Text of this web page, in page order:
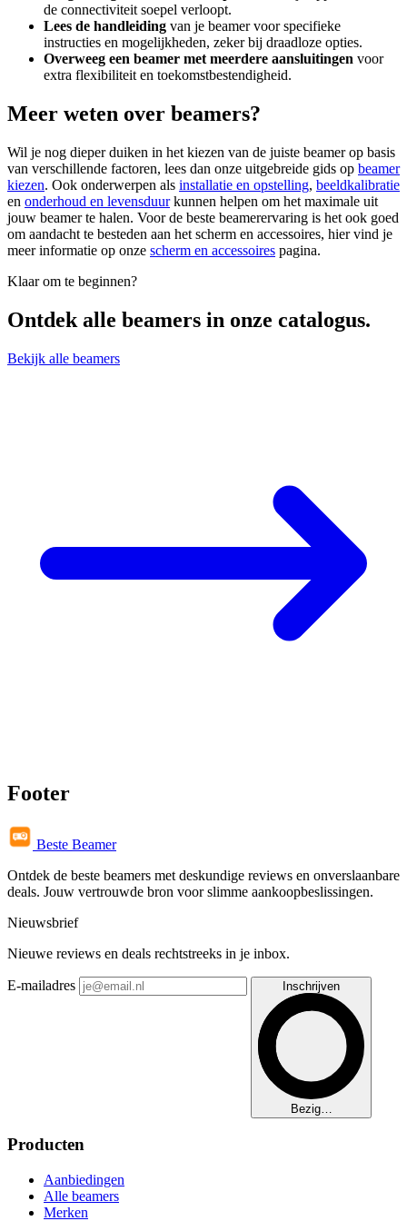
de connectiviteit soepel verloopt.
Lees de handleiding van je beamer voor specifieke
instructies en mogelijkheden, zeker bij draadloze opties.
Overweeg een beamer met meerdere aansluitingen voor
extra flexibiliteit en toekomstbestendigheid.
Meer weten over beamers?
Wil je nog dieper duiken in het kiezen van de juiste beamer op basis
van verschillende factoren, lees dan onze uitgebreide gids op beamer
kiezen. Ook onderwerpen als installatie en opstelling, beeldkalibratie
en onderhoud en levensduurkunnen helpen om het maximale uit
jouw beamer te halen. Voor de beste beamerervaring is het ook goed
om aandacht te besteden aan het scherm en accessoires, hier vind je
meer informatie op onze scherm en accessoires pagina.
Klaar om te beginnen?
Ontdek alle beamers in onze catalogus.
Bekijk alle beamers
Footer
Beste Beamer
Ontdek de beste beamers met deskundige reviews en onverslaanbare
deals. Jouw vertrouwde bron voor slimme aankoopbeslissingen.
Nieuwsbrief
Nieuwe reviews en deals rechtstreeks in je inbox.
E-mailadres Inschrijven
Bezig…
Producten
Aanbiedingen
Alle beamers
Merken